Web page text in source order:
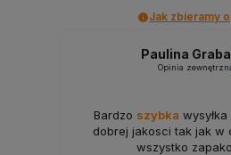
Jak zbieramy
Paulina
Opinia
Bardzo szybka
dobrej jakosci tak jak w
wszystko